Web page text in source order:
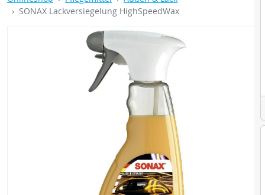
SONAX Lackversiegelung HighSpeedWax